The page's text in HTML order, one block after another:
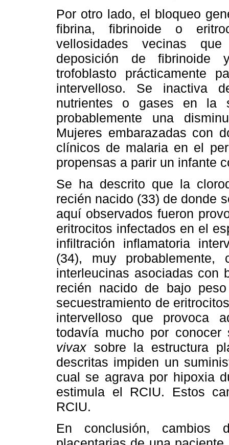
Por otro lado, el bloqueo
fibrina, fibrinoide o
vellosidades vecinas
deposición de fibrinoide
trofoblasto prácticamente
intervelloso. Se inactiva
nutrientes o gases en la
probablemente una
Mujeres embarazadas con
clínicos de malaria en el
propensas a parir un infante
Se ha descrito que la
recién nacido (33) de donde
aquí observados fueron
eritrocitos infectados en el
infiltración inflamatoria
(34), muy probablemente,
interleucinas asociadas con
recién nacido de bajo
secuestramiento de
intervelloso que provoca
todavía mucho por
vivax sobre la estructura
descritas impiden un
cual se agrava por hipoxia
estimula el RCIU. Estos
RCIU.
En conclusión, cambios